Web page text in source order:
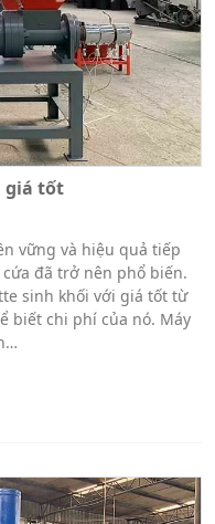
giá tốt
vững và hiệu quả tiếp
đã trở nên phổ biến.
sinh khối với giá tốt từ
biết chi phí của nó. Máy